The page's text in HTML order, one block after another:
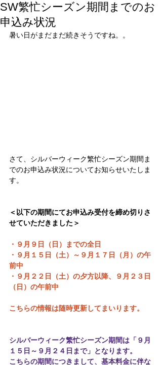
SW繁忙シーズン期間までのお
申込み状況
暑い日がまだまだ続きそうですね。。
さて、シルバーウィーク繁忙シーズン期間ま
でのお申込み状況についてお知らせいたしま
す。
＜以下の期間にてお申込み受付を締め切りさ
せていただきました＞
・９月９日（日）までの全日
・９月１５日（土）～９月１７日（月）の午
前中
・９月２２日（土）の夕方以降、９月２３日
（日）の午前中
こちらの情報は随時更新してまいります。
シルバーウィーク繁忙シーズン期間は「９月
１５日～９月２４日まで」となります。
こちらの期間につきまして、基本料金に伴な